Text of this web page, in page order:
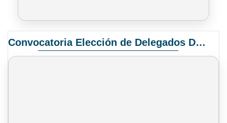
Convocatoria Elección de Delegados Docentes para el XIV Congreso Nacional de Universidades